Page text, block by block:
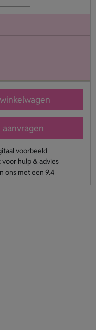
voorbeeld
hulp & advies
ons met een 9.4